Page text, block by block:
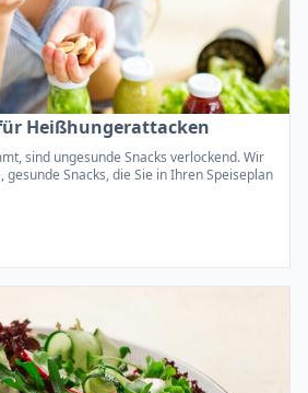
Heißhungerattacken
sind ungesunde Snacks verlockend. Wir
Snacks, die Sie in Ihren Speiseplan